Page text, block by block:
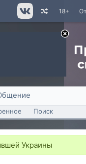
18+
Поиск
Украины